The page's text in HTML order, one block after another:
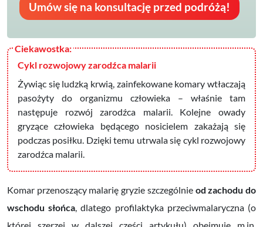
Umów się na konsultację przed podróżą!
Cykl rozwojowy zarodźca malarii
Żywiąc się ludzką krwią, zainfekowane komary wtłaczają
pasożyty do organizmu człowieka – właśnie tam
następuje rozwój zarodźca malarii. Kolejne owady
gryzące człowieka będącego nosicielem zakażają się
podczas posiłku. Dzięki temu utrwala się cykl rozwojowy
zarodźca malarii.
Komar przenoszący malarię gryzie szczególnieod zachodu do
wschodu słońca, dlatego profilaktyka przeciwmalaryczna (o